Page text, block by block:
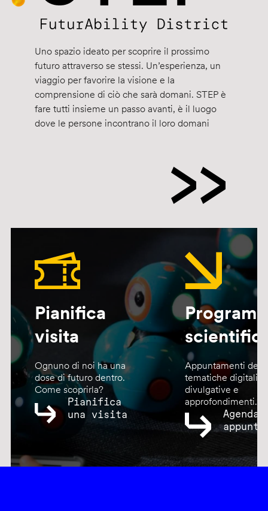
Uno spazio ideato per scoprire il prossimo
futuro attraverso se stessi. Un’esperienza, un
viaggio per favorire la visione e la
comprensione di ciò che sarà domani. STEP è
fare tutti insieme un passo avanti, è il luogo
dove le persone incontrano il loro domani
Pianifica
visita
Ognuno di noi ha una
dose di futuro dentro.
Come scoprirla?
Pianifica
una visita
Appuntamenti
tematiche digitali,
divulgative e
approfondimenti.
Agenda